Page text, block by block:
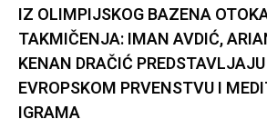
IZ OLIMPIJSKOG BAZENA
TAKMIČENJA: IMAN AVDIĆ,
KENAN DRAČIĆ
EVROPSKOM PRVENSTVU I
IGRAMA